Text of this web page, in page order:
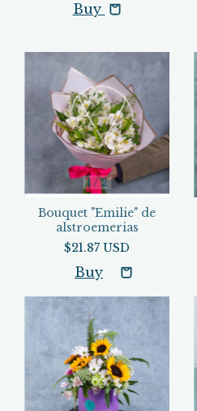
Buy
1/2
Bouquet "Emilie" de
alstroemerias
$21.87 USD